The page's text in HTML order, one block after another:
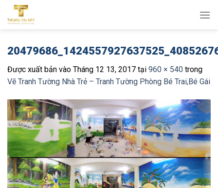
qua
Được xuất bản vào Tháng 12 13, 2017 tại 960 × 540 trong
Vẽ Tranh Tường Nhà Trẻ – Tranh Tường Phòng Bé Trai,Bé Gái